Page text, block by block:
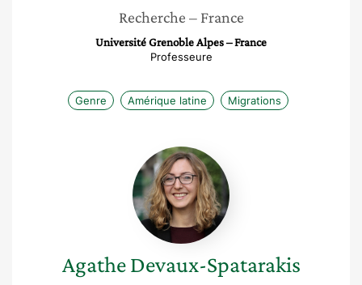
Recherche – France
Université Grenoble Alpes – France
Professeure
Genre Amérique latine Migrations
Agathe
Devaux-
Spatarakis
Agathe Devaux-Spatarakis